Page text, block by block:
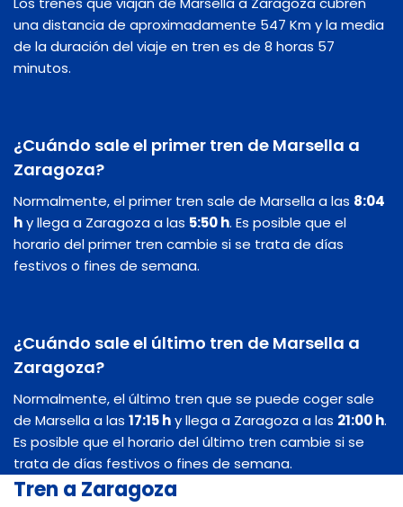
una distancia de aproximadamente 547 Km y la media
de la duración del viaje en tren es de 8 horas 57
minutos.
¿Cuándo sale el primer tren de Marsella a
Zaragoza?
Normalmente, el primer tren sale de Marsella a las 8:04
hy llega a Zaragoza a las 5:50 h. Es posible que el
horario del primer tren cambie si se trata de días
festivos o fines de semana.
¿Cuándo sale el último tren de Marsella a
Zaragoza?
Normalmente, el último tren que se puede coger sale
de Marsella a las 17:15 hy llega a Zaragoza a las 21:00 h.
Es posible que el horario del último tren cambie si se
trata de días festivos o fines de semana.
Tren a Zaragoza